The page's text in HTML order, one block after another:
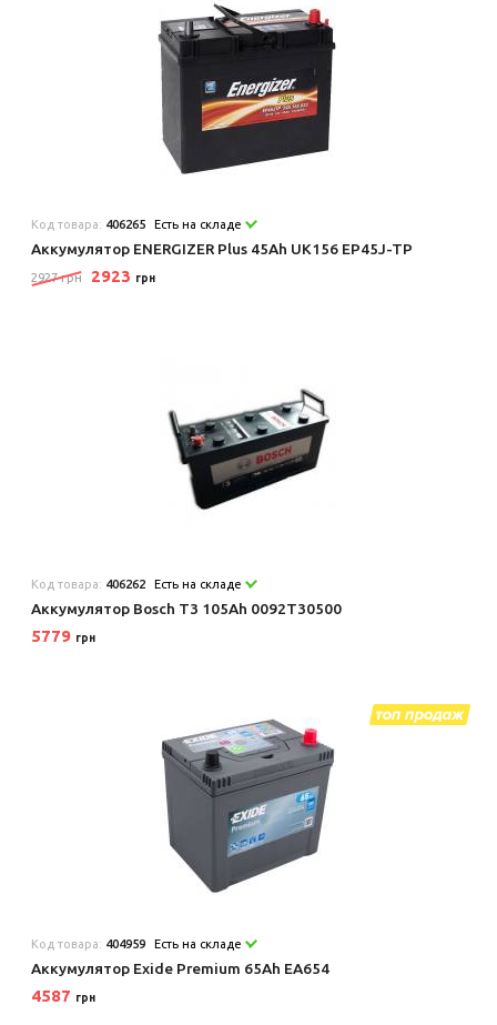
Код товара: 406265 Есть на складе
Аккумулятор ENERGIZER Plus 45Ah UK156 EP45J-TP
2927 грн 2923 грн
Код товара: 406262 Есть на складе
Аккумулятор Bosch T3 105Ah 0092T30500
5779 грн
Код товара: 404959 Есть на складе
Аккумулятор Exide Premium 65Ah EA654
4587 грн